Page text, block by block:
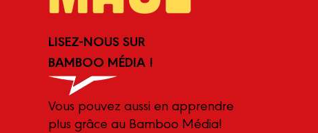
LISEZ-NOUS SUR
BAMBOO MÉDIA !
Vous pouvez aussi en apprendre
plus grâce au Bamboo Média!